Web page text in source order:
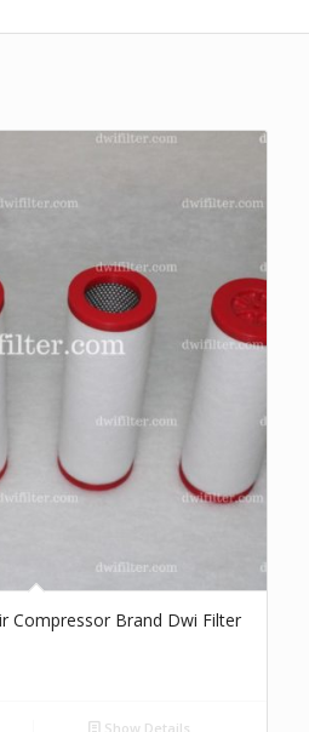
Compressor Brand Dwi Filter
Show Details